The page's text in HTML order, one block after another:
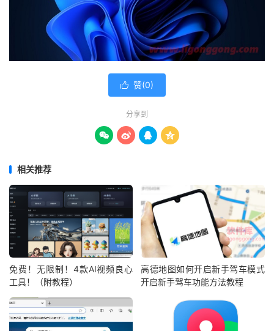
 赞(0)
分享到
   
相关推荐
免费！无限制！4款AI视频良心
工具！（附教程）
高德地图如何开启新手驾车模式
开启新手驾车功能方法教程